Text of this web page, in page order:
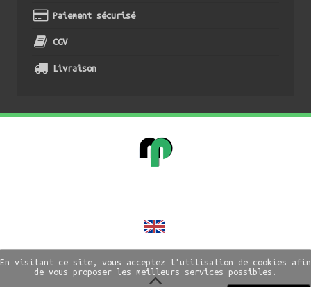
Paiement sécurisé
CGV
Livraison
En visitant ce site, vous acceptez l'utilisation de cookies afin
de vous proposer les meilleurs services possibles.